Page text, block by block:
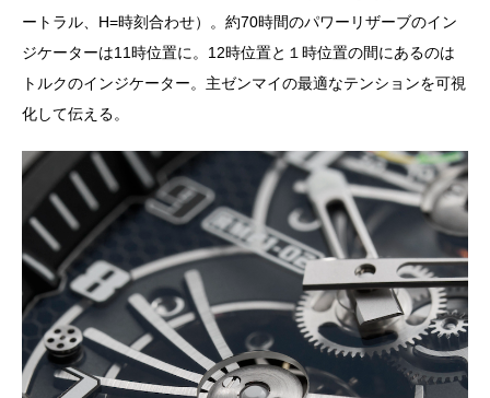
ートラル、H=時刻合わせ）。約70時間のパワーリザーブのイン
ジケーターは11時位置に。12時位置と１時位置の間にあるのは
トルクのインジケーター。主ゼンマイの最適なテンションを可視
化して伝える。